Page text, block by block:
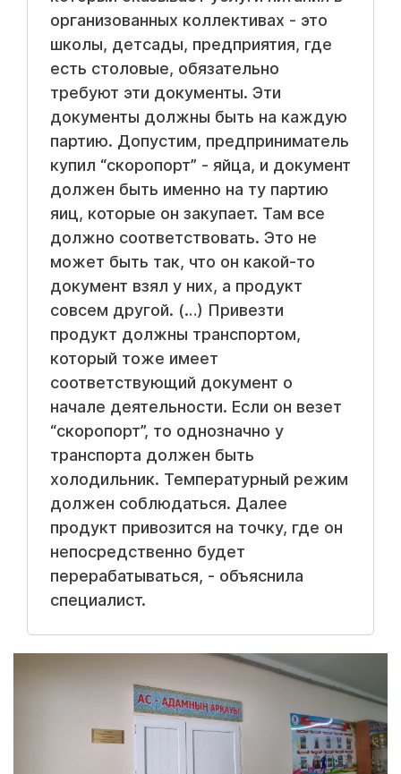
организованных коллективах - это
школы, детсады, предприятия, где
есть столовые, обязательно
требуют эти документы. Эти
документы должны быть на каждую
партию. Допустим, предприниматель
купил “скоропорт” - яйца, и документ
должен быть именно на ту партию
яиц, которые он закупает. Там все
должно соответствовать. Это не
может быть так, что он какой-то
документ взял у них, а продукт
совсем другой. (…) Привезти
продукт должны транспортом,
который тоже имеет
соответствующий документ о
начале деятельности. Если он везет
“скоропорт”, то однозначно у
транспорта должен быть
холодильник. Температурный режим
должен соблюдаться. Далее
продукт привозится на точку, где он
непосредственно будет
перерабатываться, - объяснила
специалист.